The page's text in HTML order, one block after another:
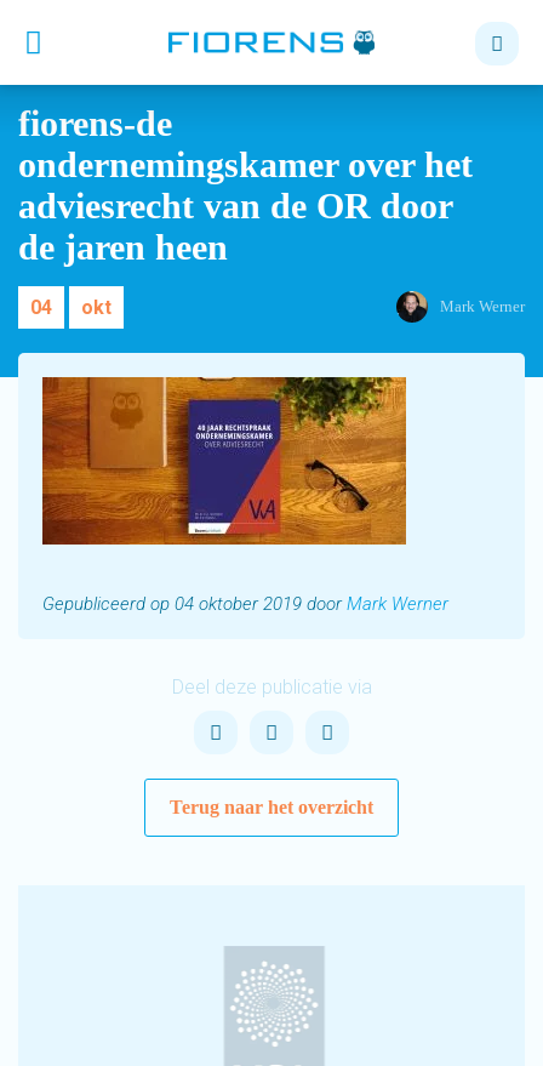
fiorens-de
ondernemingskamer over het
adviesrecht van de OR door
de jaren heen
04 okt Mark Werner
Gepubliceerd op 04 oktober 2019 doorMark Werner
Deel deze publicatie via
Terug naar het overzicht